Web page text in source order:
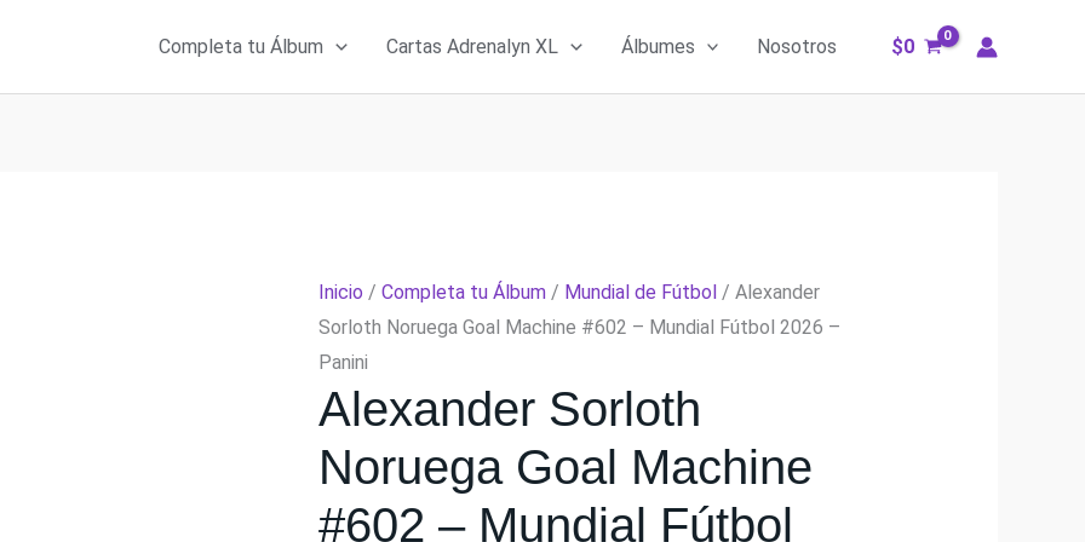
Completa tu Álbum Cartas Adrenalyn XL Álbumes Nosotros $0
Inicio /Completa tu Álbum / Mundial de Fútbol / Alexander
Sorloth Noruega Goal Machine #602 – Mundial Fútbol 2026 –
Panini
Alexander Sorloth
Noruega Goal Machine
#602 – Mundial Fútbol